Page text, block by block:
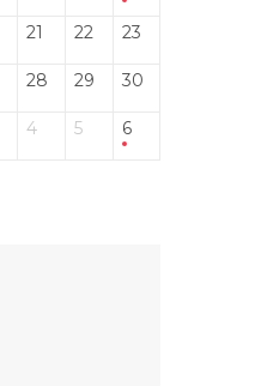
21 22 23
28 29 30
4 5 6